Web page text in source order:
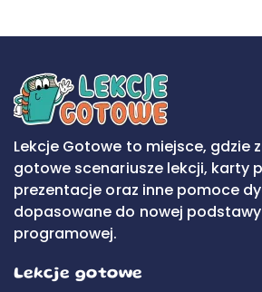
Lekcje Gotowe to miejsce, gdzie
gotowe scenariusze lekcji, karty
prezentacje oraz inne pomoce
dopasowane do nowej podstawy
programowej.
Lekcje gotowe